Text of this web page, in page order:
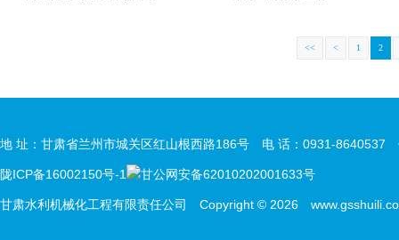
<< < 1 2
地 址：甘肃省兰州市城关区红山根西路186号 电 话：0931-8640537
陇ICP备16002150号-1 甘公网安备62010202001633号
甘肃水利机械化工程有限责任公司 Copyright © 2026